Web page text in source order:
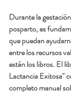
Durante la
posparto, es
que puedan
entre los recursos
están los libros. El
Lactancia Exitosa"
completo manual